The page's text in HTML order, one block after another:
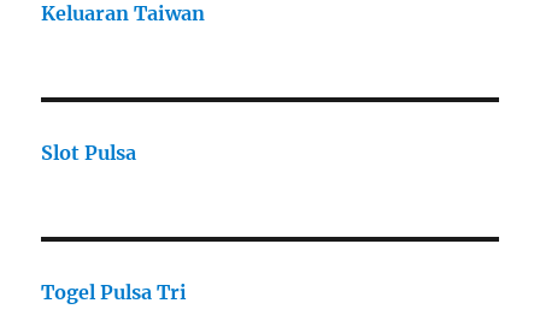
Keluaran Taiwan
Slot Pulsa
Togel Pulsa Tri